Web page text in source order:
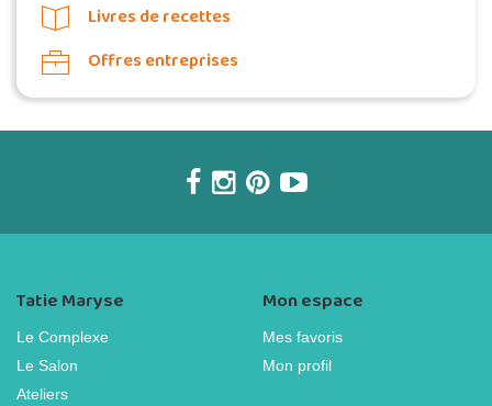
Livres de recettes
Offres entreprises
Tatie Maryse
Le Complexe
Le Salon
Ateliers
Mon espace
Mes favoris
Mon profil